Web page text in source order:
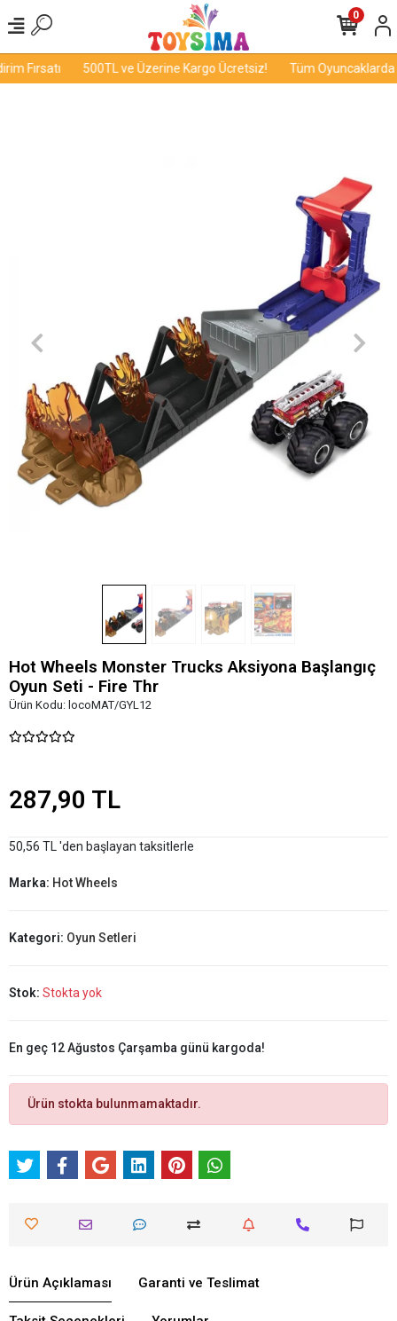
Fırsatı 500TL ve Üzerine Kargo Ücretsiz! Tüm Oyuncaklarda
0
Hot Wheels Monster Trucks Aksiyona Başlangıç
Oyun Seti - Fire Thr
Ürün Kodu: locoMAT/GYL12
287,90 TL
50,56 TL 'den başlayan taksitlerle
Marka: Hot Wheels
Kategori: Oyun Setleri
Stok: Stokta yok
En geç 12 Ağustos Çarşamba günü kargoda!
Ürün stokta bulunmamaktadır.
Ürün Açıklaması Garanti ve Teslimat